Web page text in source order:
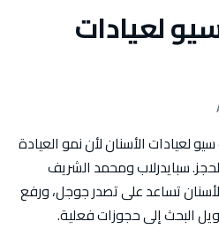
لعيادات
لعيادات الأسنان لأن نمو العيادة
سبايدرلاب ومحمد الشريف
تساعد على تصدر جوجل، ورفع
البحث إلى حجوزات فعلية.